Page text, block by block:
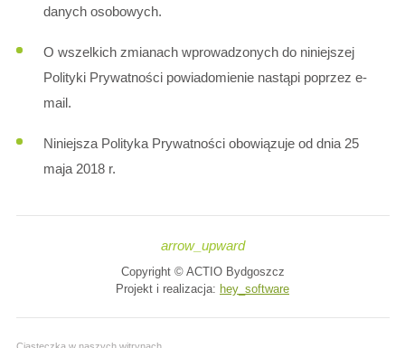
danych osobowych.
O wszelkich zmianach wprowadzonych do niniejszej
Polityki Prywatności powiadomienie nastąpi poprzez e-
mail.
Niniejsza Polityka Prywatności obowiązuje od dnia 25
maja 2018 r.
Copyright © ACTIO Bydgoszcz
arrow_upward
Projekt i realizacja: hey_software